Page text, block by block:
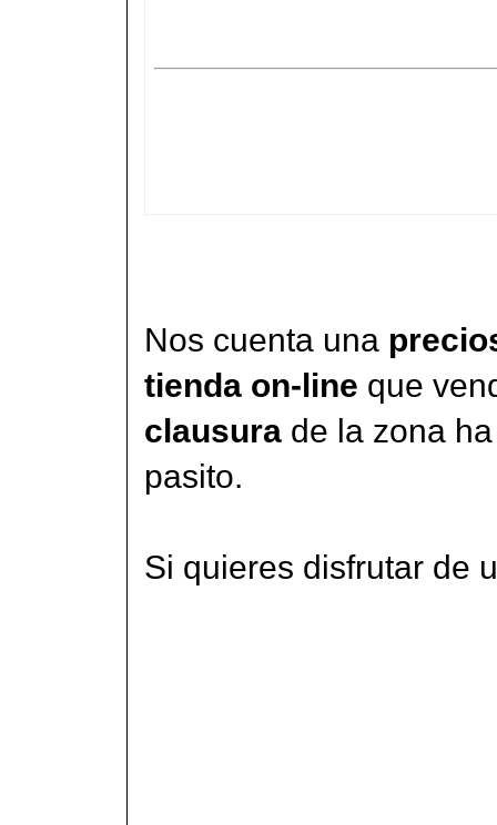
Nos cuenta una
tienda on-line que
clausura de la zona
pasito.
Si quieres disfrutar de